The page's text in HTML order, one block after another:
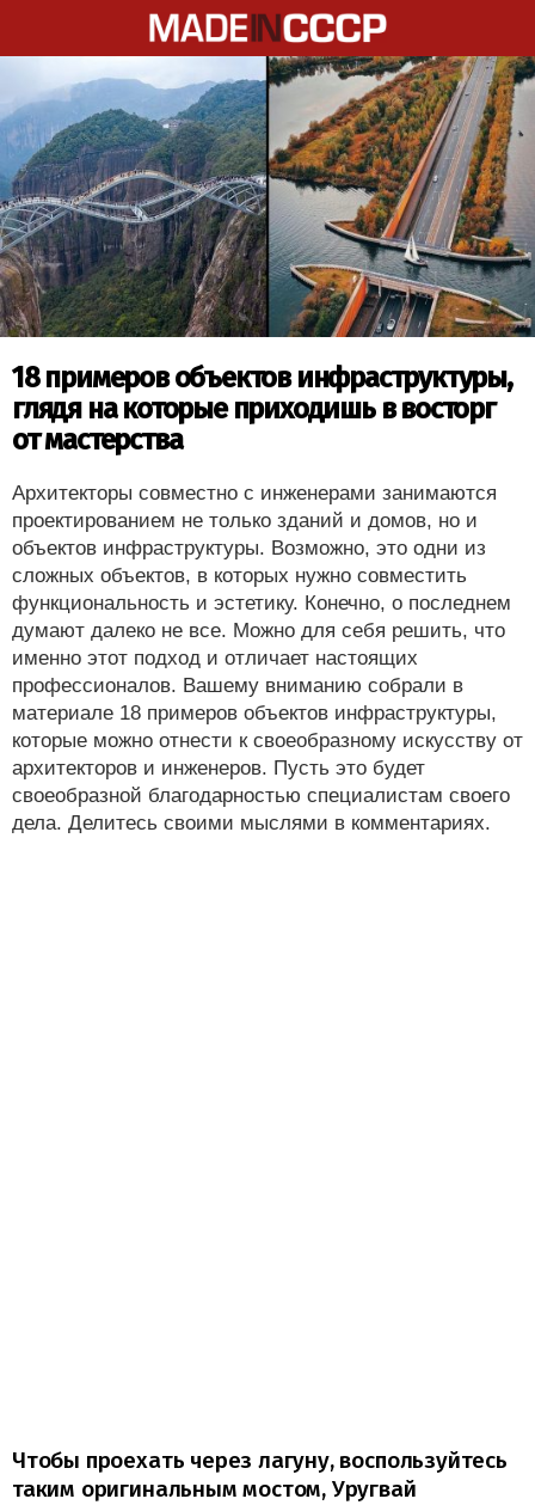
18 примеров объектов инфраструктуры,
глядя на которые приходишь в восторг
от мастерства
Архитекторы совместно с инженерами занимаются
проектированием не только зданий и домов, но и
объектов инфраструктуры. Возможно, это одни из
сложных объектов, в которых нужно совместить
функциональность и эстетику. Конечно, о последнем
думают далеко не все. Можно для себя решить, что
именно этот подход и отличает настоящих
профессионалов. Вашему вниманию собрали в
материале 18 примеров объектов инфраструктуры,
которые можно отнести к своеобразному искусству от
архитекторов и инженеров. Пусть это будет
своеобразной благодарностью специалистам своего
дела. Делитесь своими мыслями в комментариях.
Чтобы проехать через лагуну, воспользуйтесь
таким оригинальным мостом, Уругвай